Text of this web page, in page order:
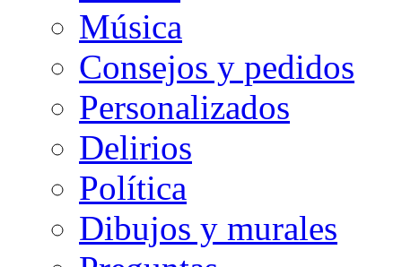
Música
Consejos y pedidos
Personalizados
Delirios
Política
Dibujos y murales